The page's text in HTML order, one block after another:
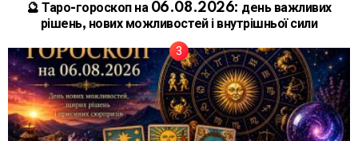
🔮 Таро-гороскоп на 06.08.2026: день важливих
рішень, нових можливостей і внутрішньої сили